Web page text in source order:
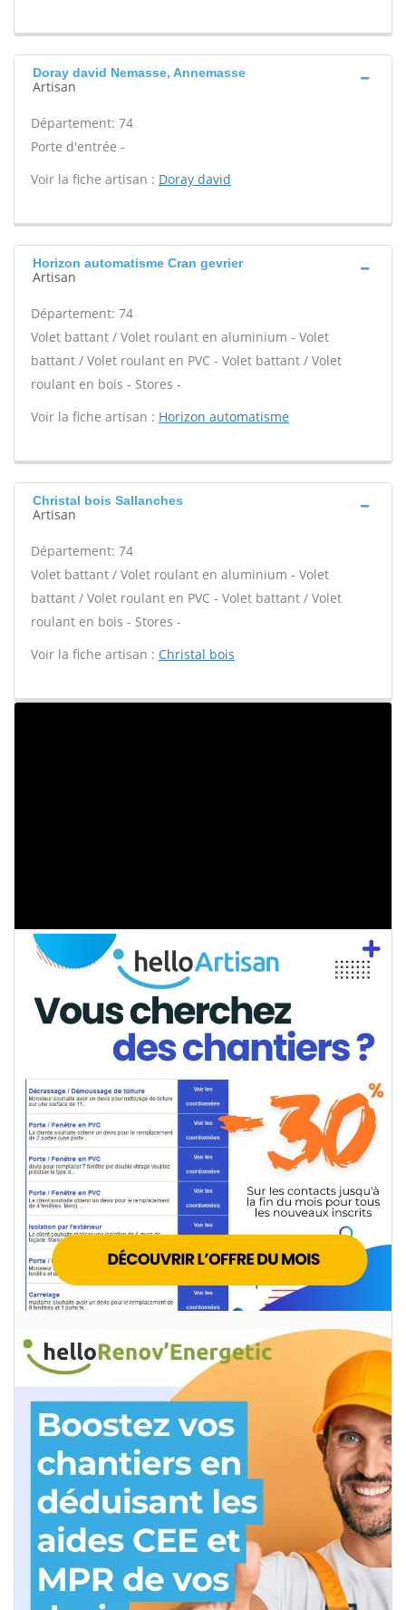
Doray david Nemasse, Annemasse
Artisan
Département: 74
Porte d'entrée -
Voir la fiche artisan : Doray david
Horizon automatisme Cran gevrier
Artisan
Département: 74
Volet battant / Volet roulant en aluminium - Volet
battant / Volet roulant en PVC - Volet battant / Volet
roulant en bois - Stores -
Voir la fiche artisan : Horizon automatisme
Christal bois Sallanches
Artisan
Département: 74
Volet battant / Volet roulant en aluminium - Volet
battant / Volet roulant en PVC - Volet battant / Volet
roulant en bois - Stores -
Voir la fiche artisan : Christal bois